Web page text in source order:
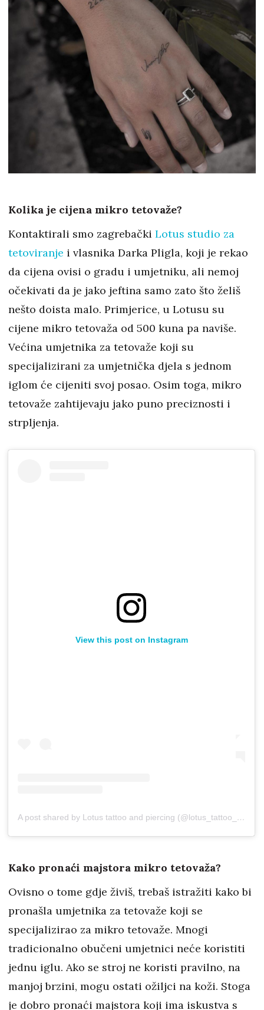
Kolika je cijena mikro tetovaže?
Kontaktirali smo zagrebački Lotus studio za
tetoviranje i vlasnika Darka Pligla, koji je rekao
da cijena ovisi o gradu i umjetniku, ali nemoj
očekivati da je jako jeftina samo zato što želiš
nešto doista malo. Primjerice, u Lotusu su
cijene mikro tetovaža od 500 kuna pa naviše.
Većina umjetnika za tetovaže koji su
specijalizirani za umjetnička djela s jednom
iglom će cijeniti svoj posao. Osim toga, mikro
tetovaže zahtijevaju jako puno preciznosti i
strpljenja.
View this post on Instagram
A post shared by Lotus tattoo and piercing (@lotus_tattoo_piercing)
Kako pronaći majstora mikro tetovaža?
Ovisno o tome gdje živiš, trebaš istražiti kako bi
pronašla umjetnika za tetovaže koji se
specijalizirao za mikro tetovaže. Mnogi
tradicionalno obučeni umjetnici neće koristiti
jednu iglu. Ako se stroj ne koristi pravilno, na
manjoj brzini, mogu ostati ožiljci na koži. Stoga
je dobro pronaći majstora koji ima iskustva s